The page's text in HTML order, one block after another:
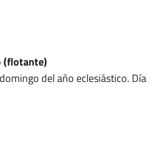
(flotante)
del año eclesiástico. Día